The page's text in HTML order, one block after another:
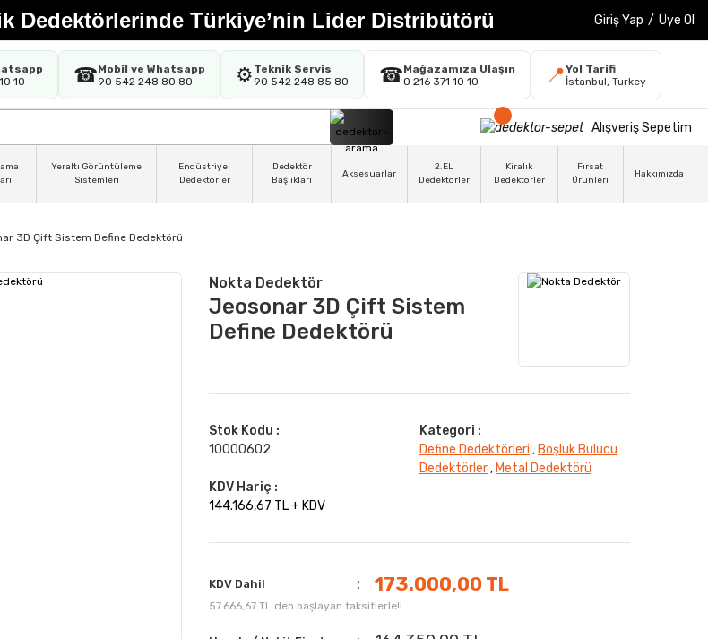
Dedektörlerinde Türkiye’nin Lider Distribütörü Giriş Yap / Üye Ol
10
☎Mobil ve Whatsapp
90 542 248 80 80
⚙️ Teknik Servis
90 542 248 85 80
☎Mağazamıza Ulaşın
0 216 371 10 10
📍Yol Tarifi
İstanbul, Turkey
Alışveriş Sepetim
Yeraltı Görüntüleme
Sistemleri
Endüstriyel
Dedektörler
Dedektör
Başlıkları
Aksesuarlar
2.EL
Dedektörler
Kiralık
Dedektörler
Fırsat
Ürünleri
Hakkımızda
3D Çift Sistem Define Dedektörü
Nokta Dedektör
Jeosonar 3D Çift Sistem
Define Dedektörü
Stok Kodu :
10000602
Kategori :
Define Dedektörleri , Boşluk Bulucu
Dedektörler , Metal Dedektörü
KDV Hariç :
144.166,67 TL + KDV
KDV Dahil 173.000,00 TL
57.666,67 TL den başlayan taksitlerle!!